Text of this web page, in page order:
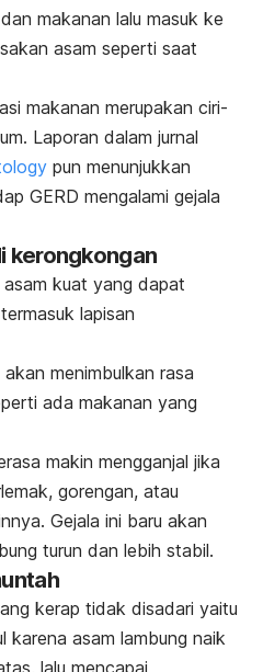
makanan lalu masuk ke
asam seperti saat
makanan merupakan ciri-
Laporan dalam jurnal
pun menunjukkan
GERD mengalami gejala
kerongkongan
asam kuat yang dapat
lapisan
menimbulkan rasa
ada makanan yang
makin mengganjal jika
gorengan, atau
Gejala ini baru akan
turun dan lebih stabil.
kerap tidak disadari yaitu
karena asam lambung naik